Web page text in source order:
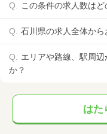
この条件の求人数は
石川県の求人全体か
エリアや路線、駅周
か？
はた